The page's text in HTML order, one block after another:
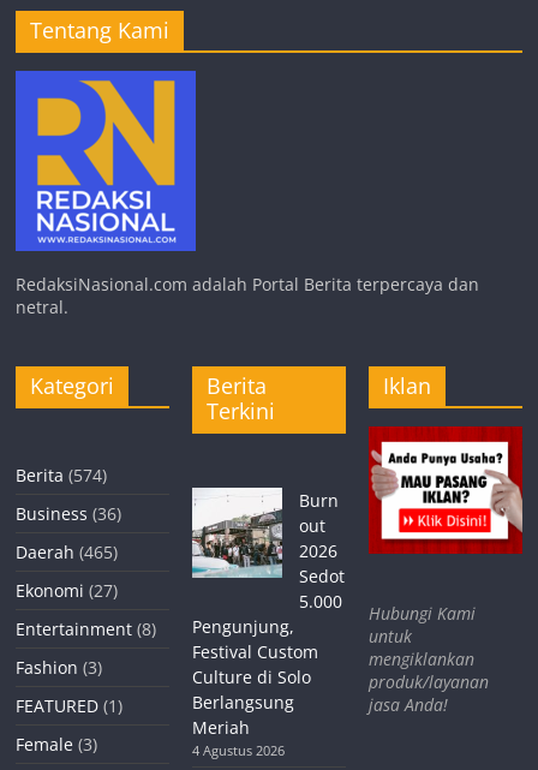
Tentang Kami
RedaksiNasional.com adalah Portal Berita terpercaya dan
netral.
Kategori
Berita (574)
Business (36)
Daerah (465)
Ekonomi (27)
Entertainment (8)
Fashion (3)
FEATURED (1)
Female (3)
Berita
Terkini
Burn
out
2026
Sedot
5.000
Pengunjung,
Festival Custom
Culture di Solo
Berlangsung
Meriah
4 Agustus 2026
Iklan
Hubungi Kami
untuk
mengiklankan
produk/layanan
jasa Anda!